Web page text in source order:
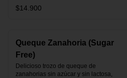
mermelada de arándanos y granola
receta exclusiva The Breakfast, porción
$14.900
Queque Zanahoria (Sugar
Free)
Delicioso trozo de queque de
zanahorias sin azúcar y sin lactosa,